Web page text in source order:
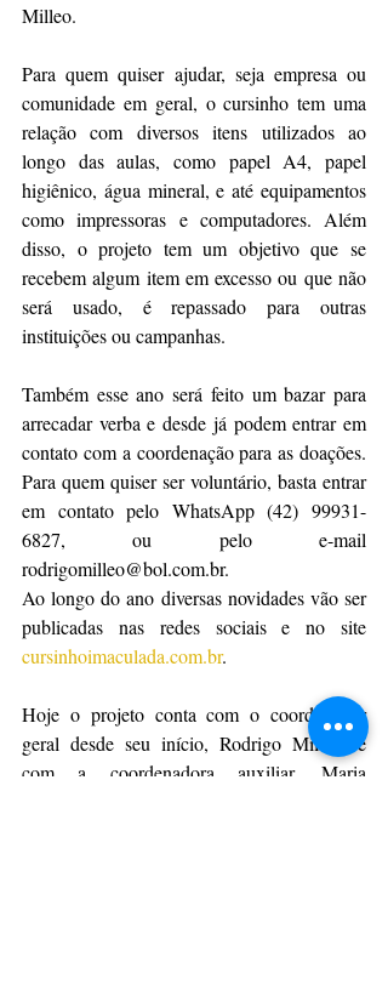
Milleo.
Para quem quiser ajudar, seja empresa ou
comunidade em geral, o cursinho tem uma
relação com diversos itens utilizados ao
longo das aulas, como papel A4, papel
higiênico, água mineral, e até equipamentos
como impressoras e computadores. Além
disso, o projeto tem um objetivo que se
recebem algum item em excesso ou que não
será usado, é repassado para outras
instituições ou campanhas.
Também esse ano será feito um bazar para
arrecadar verba e desde já podem entrar em
contato com a coordenação para as doações.
Para quem quiser ser voluntário, basta entrar
em contato pelo WhatsApp (42) 99931-
6827, ou pelo e-mail
rodrigomilleo@bol.com.br.
Ao longo do ano diversas novidades vão ser
cursinhoimaculada.com.br.
Hoje o projeto conta com o coordenador
geral desde seu início, Rodrigo Milleo, e
com a coordenadora auxiliar, Maria